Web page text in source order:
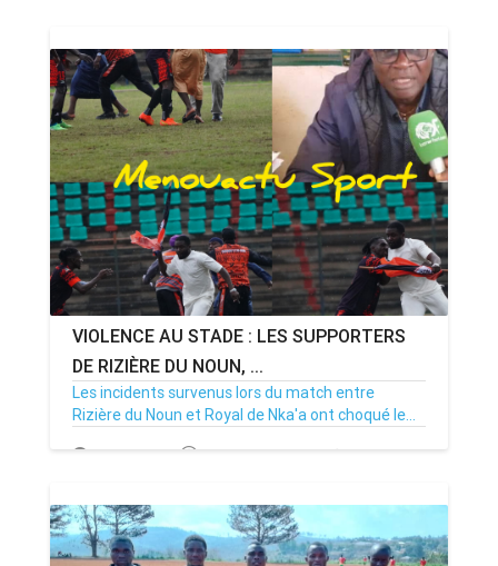
VIOLENCE AU STADE : LES SUPPORTERS
DE RIZIÈRE DU NOUN, ...
Les incidents survenus lors du match entre
Rizière du Noun et Royal de Nka'a ont choqué le...
07/07/25 Par MenouActu 0